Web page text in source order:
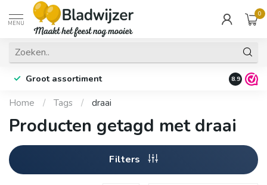
MENU
0
Groot assortiment Fysieke
8.9
Home / Tags / draai
Producten getagd met draai
Filters